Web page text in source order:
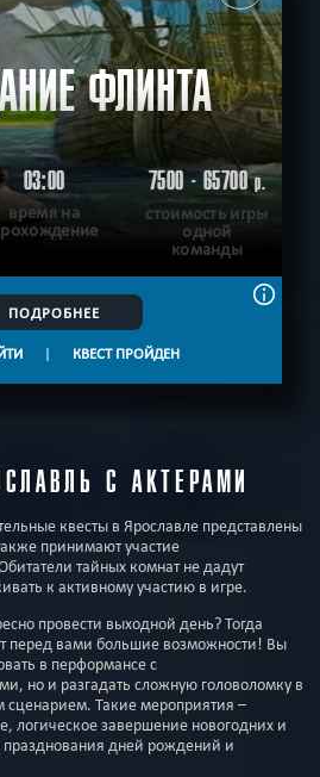
ФЛИНТА
03:00
время на
7500 - 65700р.
стоимость игры
одной
команды
ПОДРОБНЕЕ
| КВЕСТ ПРОЙДЕН
С АКТЕРАМИ
квесты в Ярославле представлены
принимают участие
тайных комнат не дадут
к активному участию в игре.
провести выходной день? Тогда
перед вами большие возможности! Вы
в перформансе с
но и разгадать сложную головоломку в
сценарием. Такие мероприятия –
логическое завершение новогодних и
празднования дней рождений и